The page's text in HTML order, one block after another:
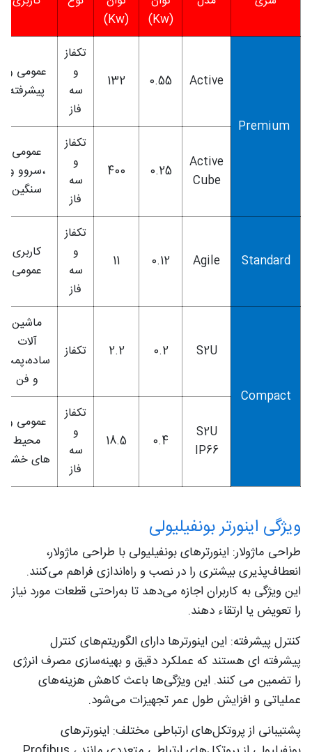
(Kw)
(Kw)
Active
0.55
132
تکفاز
و
سه
فاز
عمومی و
پیشرفته
Active
Cube
0.25
400
تکفاز
و
سه
فاز
عمومی
،سروو و
سنگین
Standard
Agile
0.12
11
تکفاز
و
سه
فاز
کاربری
عمومی
Compact
S2U
0.2
2.2 تکفاز
ماشین
آلات
ساده،پمپ
و فن
S2U
IP66
0.4
18.5
تکفاز
و
سه
فاز
عمومی و
محیط
های خشن
ویژگی‌ اینورتر بونفیلیولی
طراحی ماژولار: اینورترهای بونفیلیولی با طراحی ماژولار،
انعطاف‌پذیری بیشتری را در نصب و راه‌اندازی فراهم می‌کنند.
این ویژگی به کاربران اجازه می‌دهد تا به‌راحتی قطعات مورد نیاز
را تعویض یا ارتقاء دهند.
کنترل پیشرفته: این اینورترها دارای الگوریتم‌های کنترل
پیشرفته‌ ای هستند که عملکرد دقیق و بهینه‌سازی مصرف انرژی
را تضمین می ‌کنند. این ویژگی‌ها باعث کاهش هزینه‌های
عملیاتی و افزایش طول عمر تجهیزات می‌شود.
پشتیبانی از پروتکل‌های ارتباطی مختلف: اینورترهای